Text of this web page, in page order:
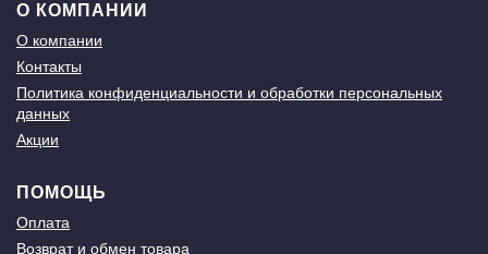
О КОМПАНИИ
О компании
Контакты
Политика конфиденциальности и обработки персональных
данных
Акции
ПОМОЩЬ
Оплата
Возврат и обмен товара